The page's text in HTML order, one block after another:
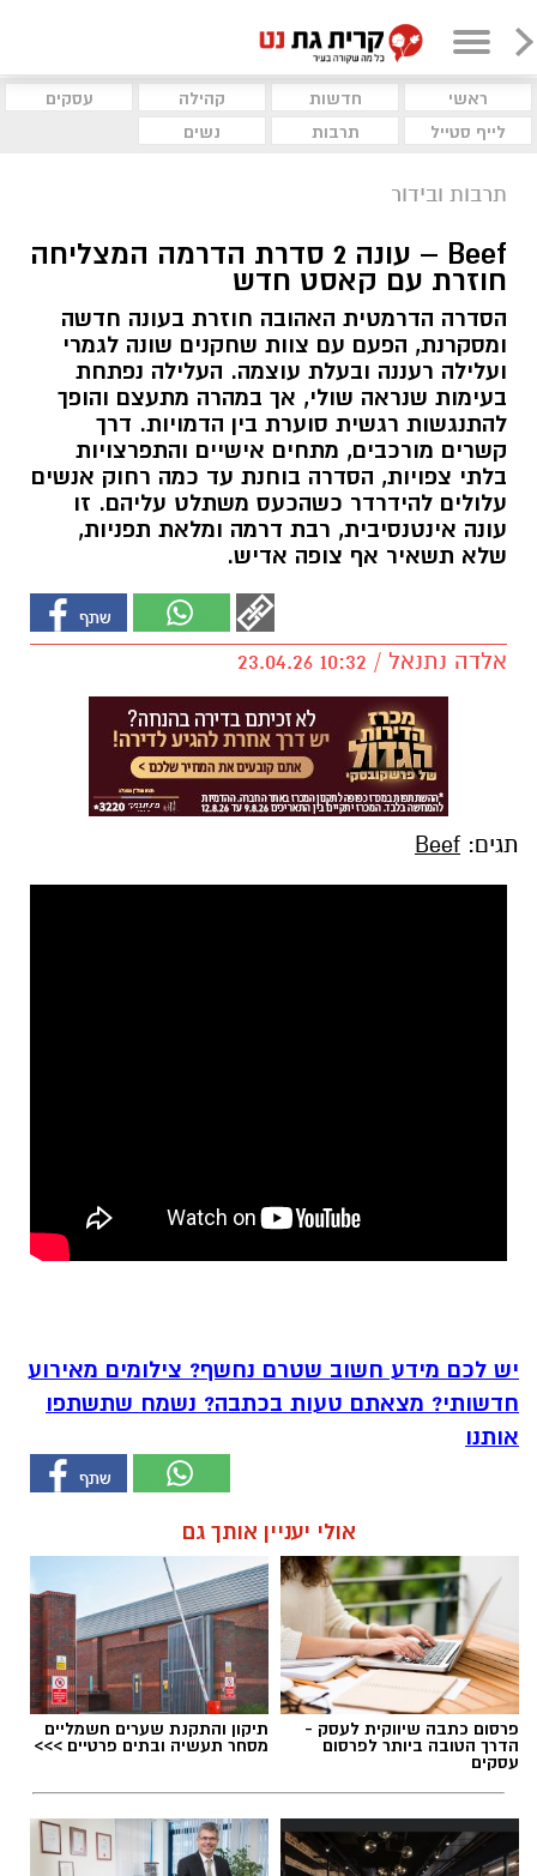
ראשי חדשות קהילה
עסקים
לייף סטייל
תרבות נשים
תרבות ובידור
Beef – עונה 2 סדרת הדרמה המצליחה
חוזרת עם קאסט חדש
הסדרה הדרמטית האהובה חוזרת בעונה חדשה
ומסקרנת, הפעם עם צוות שחקנים שונה לגמרי
ועלילה רעננה ובעלת עוצמה. העלילה נפתחת
בעימות שנראה שולי, אך במהרה מתעצם והופך
להתנגשות רגשית סוערת בין הדמויות. דרך
קשרים מורכבים, מתחים אישיים והתפרצויות
בלתי צפויות, הסדרה בוחנת עד כמה רחוק אנשים
עלולים להידרדר כשהכעס משתלט עליהם. זו
עונה אינטנסיבית, רבת דרמה ומלאת תפניות,
שלא תשאיר אף צופה אדיש.
אלדה נתנאל / 10:32 23.04.26
תגים:Beef
יש לכם מידע חשוב שטרם נחשף? צילומים מאירוע
חדשותי? מצאתם טעות בכתבה? נשמח שתשתפו
אותנו
אולי יעניין אותך גם
פרסום כתבה שיווקית לעסק -
הדרך הטובה ביותר לפרסום
עסקים
תיקון והתקנת שערים חשמליים
מסחר תעשיה ובתים פרטיים >>>